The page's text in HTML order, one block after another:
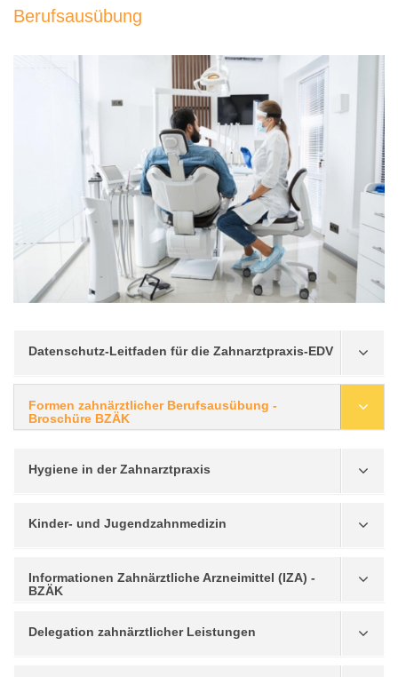
Berufsausübung
Datenschutz-Leitfaden für die Zahnarztpraxis-EDV
Formen zahnärztlicher Berufsausübung -
Broschüre BZÄK
Hygiene in der Zahnarztpraxis
Kinder- und Jugendzahnmedizin
Informationen Zahnärztliche Arzneimittel (IZA) -
BZÄK
Delegation zahnärztlicher Leistungen